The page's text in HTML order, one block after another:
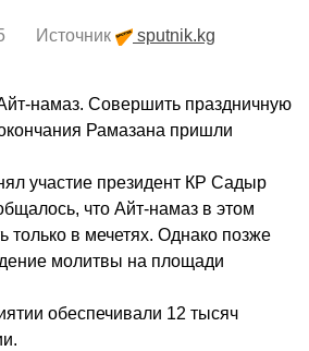
Источник
sputnik.kg
намаз. Совершить праздничную
Рамазана пришли
участие президент КР Садыр
что Айт-намаз в этом
только в мечетях. Однако позже
молитвы на площади
обеспечивали 12 тысяч